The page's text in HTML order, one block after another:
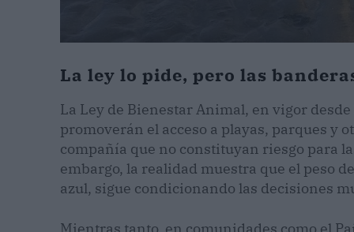
La ley lo pide, pero las
La Ley de Bienestar Animal, en vigor
promoverán el acceso a playas, parques y
compañía que no constituyan riesgo para
embargo, la realidad muestra que el peso
azul, sigue condicionando las decisiones